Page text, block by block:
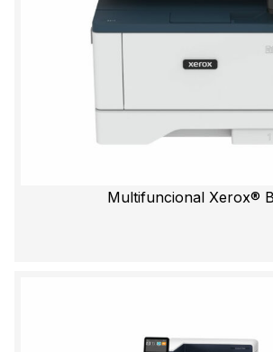
Multifuncional Xerox®